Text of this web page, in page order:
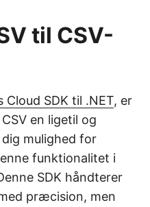
til CSV-
Cloud SDK til .NET, er
en ligetil og
mulighed for
funktionalitet i
SDK håndterer
præcision, men